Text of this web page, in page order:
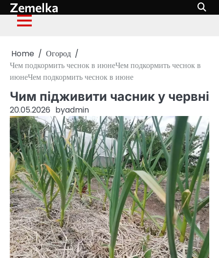
Skip
to
content
Zemelka
Home
Огород
Чем подкормить чеснок в июнеЧем подкормить чеснок в
июнеЧем подкормить чеснок в июне
Чим підживити часник у червні
20.05.2026 byadmin